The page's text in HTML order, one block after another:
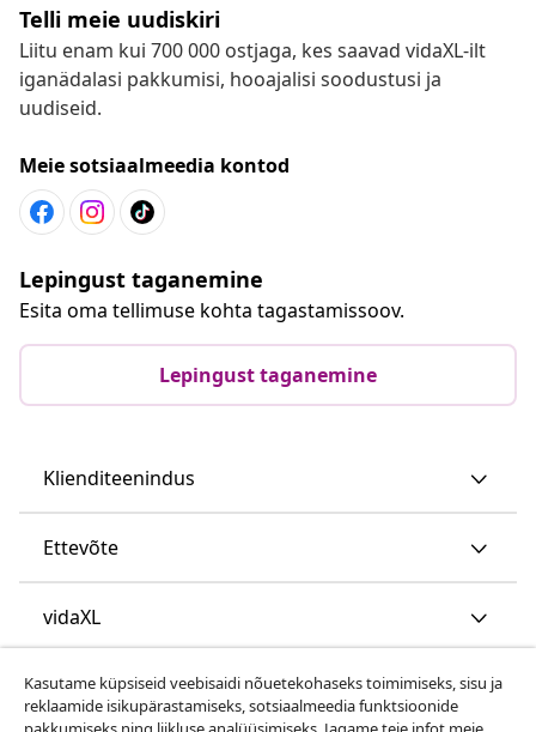
Telli meie uudiskiri
Liitu enam kui 700 000 ostjaga, kes saavad vidaXL-ilt
iganädalasi pakkumisi, hooajalisi soodustusi ja
uudiseid.
Meie sotsiaalmeedia kontod
Lepingust taganemine
Esita oma tellimuse kohta tagastamissoov.
Lepingust taganemine
Klienditeenindus
Ettevõte
vidaXL
Vaata rohkem
Kasutame küpsiseid veebisaidi nõuetekohaseks toimimiseks, sisu ja
reklaamide isikupärastamiseks, sotsiaalmeedia funktsioonide